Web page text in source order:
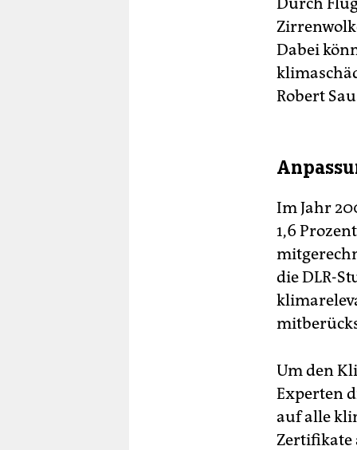
Dabei
Robert
Im Jahr
1,6
die DLR-
Um den
Experten
auf alle
Zertifikate